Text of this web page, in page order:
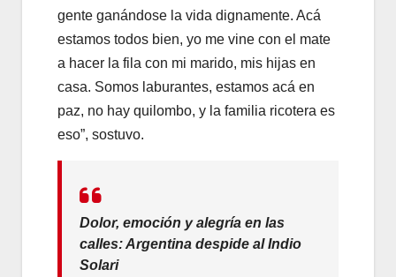
gente ganándose la vida dignamente. Acá
estamos todos bien, yo me vine con el mate
a hacer la fila con mi marido, mis hijas en
casa. Somos laburantes, estamos acá en
paz, no hay quilombo, y la familia ricotera es
eso”, sostuvo.
Dolor, emoción y alegría en las
calles: Argentina despide al Indio
Solari